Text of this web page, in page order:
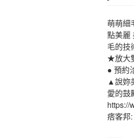
萌萌細
點美麗
毛的技
★放大
● 預約
▲說妳
愛的鼓
https://
痞客邦